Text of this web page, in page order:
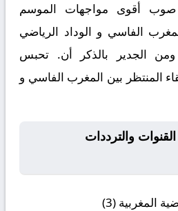
صوب أقوى مواجهات الموسم
الفاسي و الوداد الرياضي
الجدير بالذكر أن. تحبس
المنتظر بين المغرب الفاسي و
والترددات
المغربية (3)